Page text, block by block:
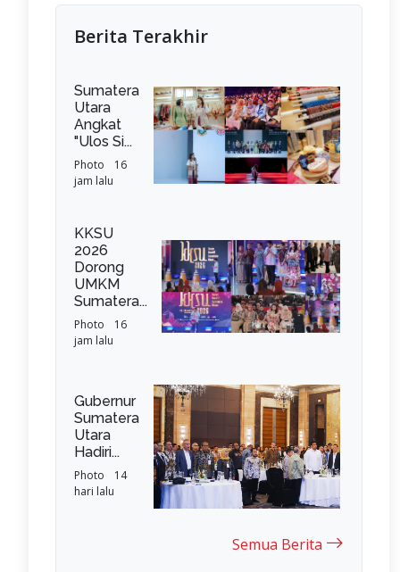
Berita Terakhir
Sumatera
Utara
Angkat
"Ulos Si...
Photo
16
jam lalu
KKSU
2026
Dorong
UMKM
Sumatera...
Photo
16
jam lalu
Gubernur
Sumatera
Utara
Hadiri...
Photo
14
hari lalu
Semua Berita